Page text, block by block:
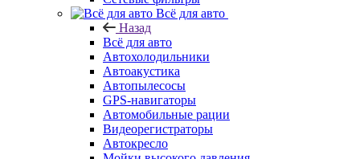
Всё для авто
Назад
Всё для авто
Автохолодильники
Автоакустика
Автопылесосы
GPS-навигаторы
Автомобильные рации
Видеорегистраторы
Автокресло